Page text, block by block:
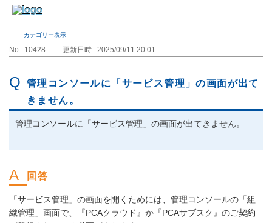
カテゴリー表示
No : 10428 更新日時 : 2025/09/11 20:01
管理コンソールに「サービス管理」の画面が出て
きません。
管理コンソールに「サービス管理」の画面が出てきません。
「サービス管理」の画面を開くためには、管理コンソールの「組
織管理」画面で、『PCAクラウド』か『PCAサブスク』のご契約